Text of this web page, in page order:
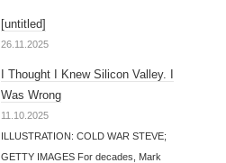
[untitled]
26.11.2025
I Thought I Knew Silicon Valley. I
Was Wrong
11.10.2025
ILLUSTRATION: COLD WAR STEVE;
GETTY IMAGES For decades, Mark